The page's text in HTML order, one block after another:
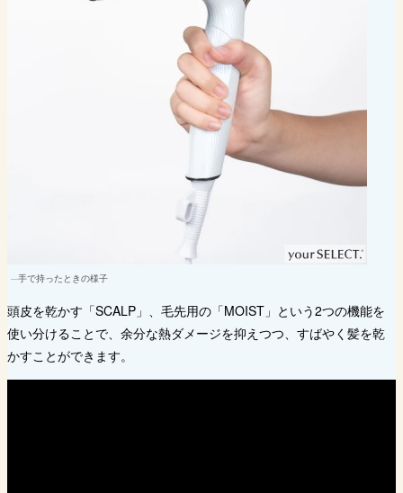
手で持ったときの様子
頭皮を乾かす「SCALP」、毛先用の「MOIST」という2つの機能を
使い分けることで、余分な熱ダメージを抑えつつ、すばやく髪を乾
かすことができます。